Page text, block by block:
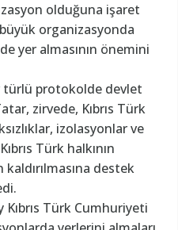
olduğuna işaret
organizasyonda
yer almasının önemini
türlü protokolde devlet
zirvede, Kıbrıs Türk
izolasyonlar ve
Türk halkının
destek
Türk Cumhuriyeti